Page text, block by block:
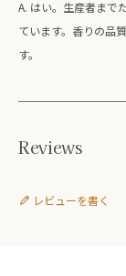
A. はい。生産者まで
ています。香りの品
す。
Reviews
レビューを書く